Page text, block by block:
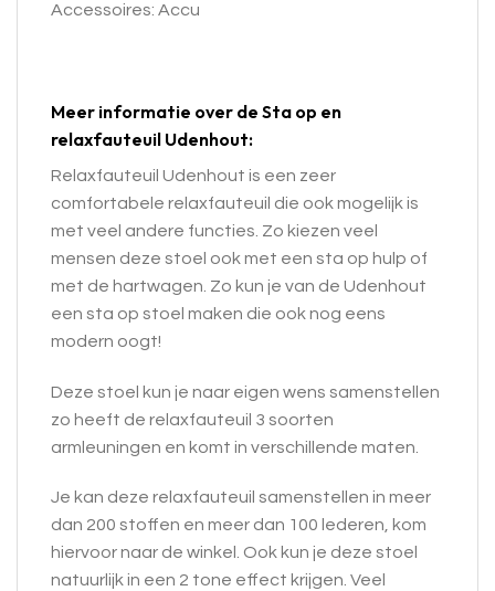
Accessoires: Accu
Meer informatie over de Sta op en
relaxfauteuil Udenhout:
Relaxfauteuil Udenhout is een zeer
comfortabele relaxfauteuil die ook mogelijk is
met veel andere functies. Zo kiezen veel
mensen deze stoel ook met een sta op hulp of
met de hartwagen. Zo kun je van de Udenhout
een sta op stoel maken die ook nog eens
modern oogt!
Deze stoel kun je naar eigen wens samenstellen
zo heeft de relaxfauteuil 3 soorten
armleuningen en komt in verschillende maten.
Je kan deze relaxfauteuil samenstellen in meer
dan 200 stoffen en meer dan 100 lederen, kom
hiervoor naar de winkel. Ook kun je deze stoel
natuurlijk in een 2 tone effect krijgen. Veel